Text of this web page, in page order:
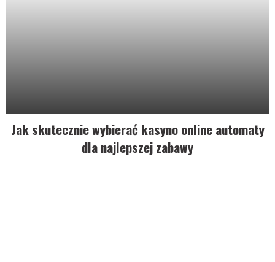
Jak skutecznie wybierać kasyno online automaty
dla najlepszej zabawy